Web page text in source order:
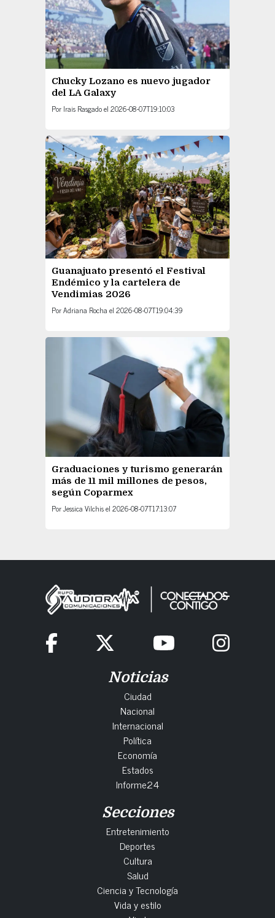
Chucky Lozano es nuevo jugador
del LA Galaxy
Por Irais Rasgadoel 2026-08-07T19:10:03
Guanajuato presentó el Festival
Endémico y la cartelera de
Vendimias 2026
PorAdriana Rocha el 2026-08-07T19:04:39
Graduaciones y turismo generarán
más de 11 mil millones de pesos,
según Coparmex
PorJessica Vilchisel 2026-08-07T17:13:07
Noticias
Ciudad
Nacional
Internacional
Política
Economía
Estados
Informe24
Secciones
Entretenimiento
Deportes
Cultura
Salud
Ciencia y Tecnología
Vida y estilo